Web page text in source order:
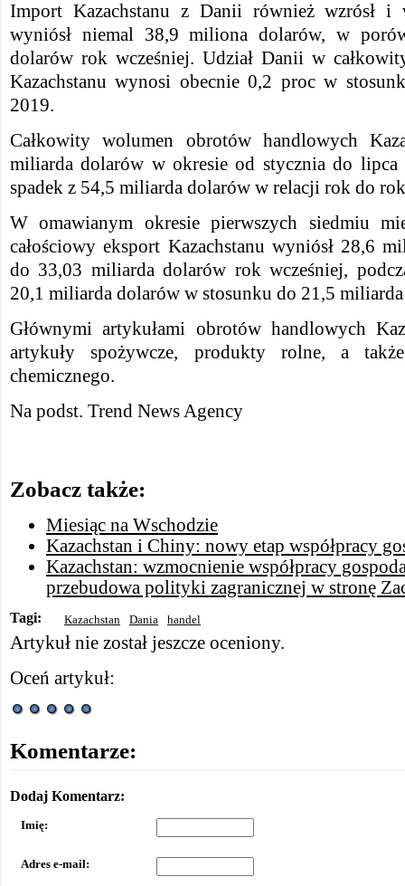
Import Kazachstanu z Danii również wzrósł i
wyniósł niemal 38,9 miliona dolarów, w
dolarów rok wcześniej. Udział Danii w
Kazachstanu wynosi obecnie 0,2 proc w
2019.
Całkowity wolumen obrotów handlowych
miliarda dolarów w okresie od stycznia do lipca
spadek z 54,5 miliarda dolarów w relacji rok do
W omawianym okresie pierwszych siedmiu
całościowy eksport Kazachstanu wyniósł 28,6
do 33,03 miliarda dolarów rok wcześniej,
20,1 miliarda dolarów w stosunku do 21,5
Głównymi artykułami obrotów handlowych
artykuły spożywcze, produkty rolne, a
chemicznego.
Na podst. Trend News Agency
Zobacz także:
Miesiąc na Wschodzie
Kazachstan i Chiny: nowy etap współpracy
Kazachstan: wzmocnienie współpracy
przebudowa polityki zagranicznej w stronę
Tagi: Kazachstan Dania handel
Artykuł nie został jeszcze oceniony.
Oceń artykuł:
Komentarze:
Dodaj Komentarz:
Imię:
Adres e-mail: